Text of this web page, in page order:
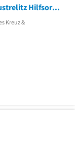
DRK Schwangerschaftsberatung Neustrelitz Hilfsorganisation
Kreuz &